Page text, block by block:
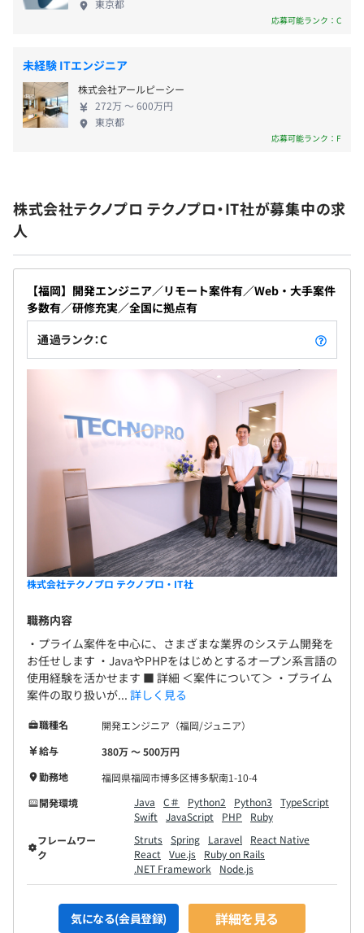
2名～6名、30名体制までの開発を行っております。
1プロジェクトの単位期間はプロジェクトにより異なりま
ただし、就業場所により異なる
・育児休暇
・入社時休暇（5日）
（対象約90種）、通信教育補助、図書購入補助、財形貯
蓄制度、赴任一時金・赴任手当、帰省旅費補助、引越費用
補助、慶弔見舞金制度、退職金制度、労働組合あり、パパ
ママ育児応援金制度あり、定年再雇用あり
＜研修制度＞
入社導入研修、技術研修、ヒューマン・ビジネス研修、e
ラーニング研修、Winスクール/Winラーニング（100種以
上のカリキュラムが受講無料）
※各種制度・研修の利用については、社内承認が必要です
各種社会保険完備
無期雇用
2ヶ月
※試用期間中の労働条件は本採用と同じです。
東京都
応募可能ランク：C
未経験 ITエンジニア
株式会社アールピーシー
272万 〜 600万円
東京都
応募可能ランク：F
株式会社テクノプロ テクノプロ・IT社が募集中の求
人
【福岡】開発エンジニア／リモート案件有／Web・大手案件
多数有／研修充実／全国に拠点有
通過ランク：C
株式会社テクノプロ テクノプロ・IT社
職務内容
・プライム案件を中心に、さまざまな業界のシステム開発を
お任せします ・JavaやPHPをはじめとするオープン系言語の
使用経験を活かせます ■ 詳細 ＜案件について＞ ・プライム
案件の取り扱いが... 詳しく見る
職種名
開発エンジニア（福岡/ジュニア）
給与
380万 〜 500万円
勤務地
福岡県福岡市博多区博多駅南1-10-4
開発環境
Java C＃ Python2 Python3
TypeScript
Swift
JavaScript PHP
Ruby
フレームワー
ク
Struts Spring Laravel
React Native
React
Vue.js
Ruby on Rails
.NET Framework
Node.js
気になる(会員登録) 詳細を見る